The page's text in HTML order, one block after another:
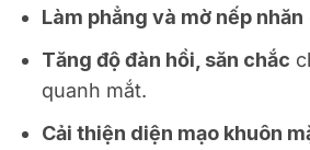
Làm phẳng và mờ nếp nhăn
Tăng độ đàn hồi, săn chắc
quanh mắt.
Cải thiện diện mạo khuôn